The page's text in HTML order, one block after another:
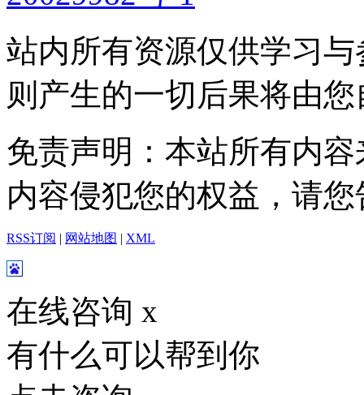
站内所有资源仅供学习
则产生的一切后果将由
免责声明：本站所有内
内容侵犯您的权益，请
RSS订阅 | 网站地图 | XML
在线咨询 x
有什么可以帮到你